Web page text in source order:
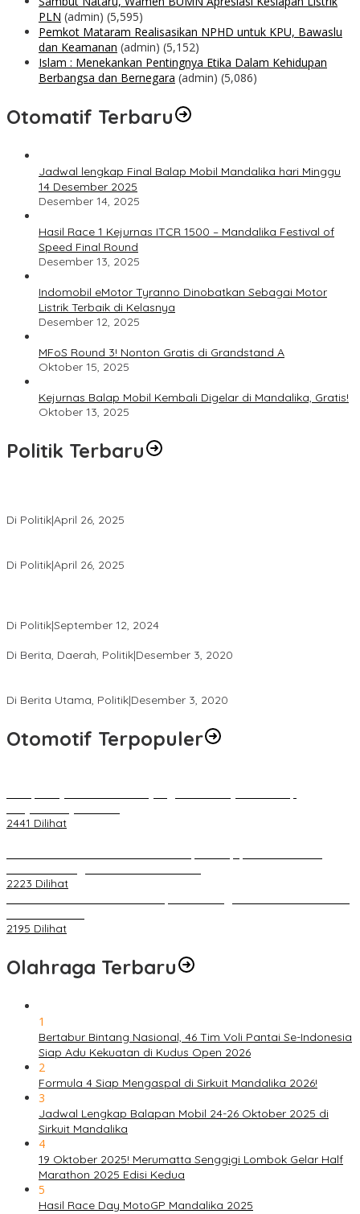
PLN (admin) (5,595)
Pemkot Mataram Realisasikan NPHD untuk KPU, Bawaslu
dan Keamanan (admin) (5,152)
Islam : Menekankan Pentingnya Etika Dalam Kehidupan
Berbangsa dan Bernegara (admin) (5,086)
Otomatif Terbaru
Jadwal lengkap Final Balap Mobil Mandalika hari Minggu
14 Desember 2025
Desember 14, 2025
Hasil Race 1 Kejurnas ITCR 1500 – Mandalika Festival of
Speed Final Round
Desember 13, 2025
Indomobil eMotor Tyranno Dinobatkan Sebagai Motor
Listrik Terbaik di Kelasnya
Desember 12, 2025
MFoS Round 3! Nonton Gratis di Grandstand A
Oktober 15, 2025
Kejurnas Balap Mobil Kembali Digelar di Mandalika, Gratis!
Oktober 13, 2025
Politik Terbaru
Di Politik|April 26, 2025
Di Politik|April 26, 2025
Di Politik|September 12, 2024
Di Berita, Daerah, Politik|Desember 3, 2020
Di Berita Utama, Politik|Desember 3, 2020
Otomotif Terpopuler
2441 Dilihat
2223 Dilihat
2195 Dilihat
Olahraga Terbaru
1
Bertabur Bintang Nasional, 46 Tim Voli Pantai Se-Indonesia
Siap Adu Kekuatan di Kudus Open 2026
2
Formula 4 Siap Mengaspal di Sirkuit Mandalika 2026!
3
Jadwal Lengkap Balapan Mobil 24-26 Oktober 2025 di
Sirkuit Mandalika
4
19 Oktober 2025! Merumatta Senggigi Lombok Gelar Half
Marathon 2025 Edisi Kedua
5
Hasil Race Day MotoGP Mandalika 2025